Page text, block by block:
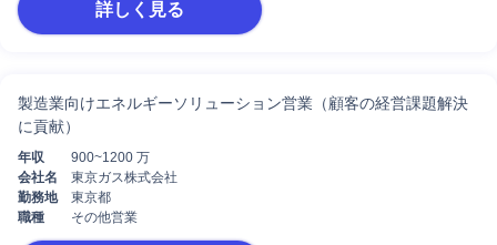
詳しく見る
製造業向けエネルギーソリューション営業（顧客の経営課題解決
に貢献）
年収
900~1200 万
会社名
東京ガス株式会社
勤務地
東京都
職種
その他営業